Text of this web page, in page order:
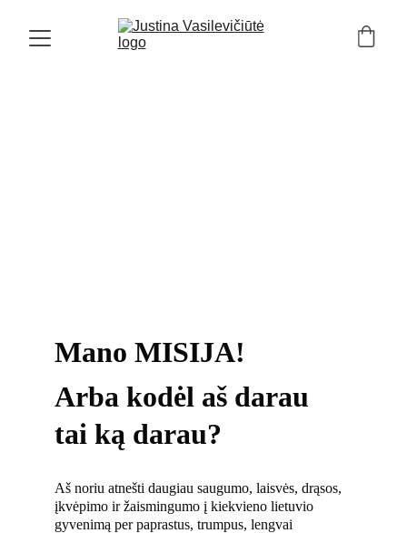
Mano MISIJA!
Arba kodėl aš darau
tai ką darau?
Aš noriu atnešti daugiau saugumo, laisvės, drąsos,
įkvėpimo ir žaismingumo į kiekvieno lietuvio
gyvenimą per paprastus, trumpus, lengvai